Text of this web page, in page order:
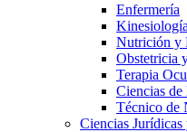
Enfermería
Kinesiología
Nutrición y
Obstetricia
Terapia
Ciencias
Técnico de
Ciencias Jurídicas